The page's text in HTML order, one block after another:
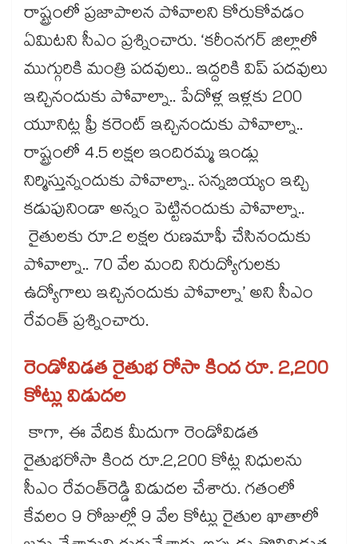
రాష్ట్రంలో ప్రజాపాలన పోవాలని కోరుకోవడం
ఏమిటని సీఎం ప్రశ్నించారు. ‘కరీంనగర్ జిల్లాలో
ముగ్గురికి మంత్రి పదవులు.. ఇద్దరికి విప్ పదవులు
ఇచ్చినందుకు పోవాల్నా.. పేదోళ్ల ఇళ్లకు 200
యూనిట్ల ఫ్రీ కరెంట్ ఇచ్చినందుకు పోవాల్నా..
రాష్ట్రంలో 4.5 లక్షల ఇందిరమ్మ ఇండ్లు
నిర్మిస్తున్నందుకు పోవాల్నా.. సన్నబియ్యం ఇచ్చి
కడుపునిండా అన్నం పెట్టినందుకు పోవాల్నా..
రైతులకు రూ.2 లక్షల రుణమాఫీ చేసినందుకు
పోవాల్నా.. 70 వేల మంది నిరుద్యోగులకు
ఉద్యోగాలు ఇచ్చినందుకు పోవాల్నా’ అని సీఎం
రేవంత్ ప్రశ్నించారు.
రెండోవిడత రైతుభ రోసా కింద రూ. 2,200
కోట్లు విడుదల
కాగా, ఈ వేదిక మీదుగా రెండోవిడత
రైతుభరోసా కింద రూ.2,200 కోట్ల నిధులను
సీఎం రేవంత్​రెడ్డి విడుదల చేశారు. గతంలో
కేవలం 9 రోజుల్లో 9 వేల కోట్లు రైతుల ఖాతాలో